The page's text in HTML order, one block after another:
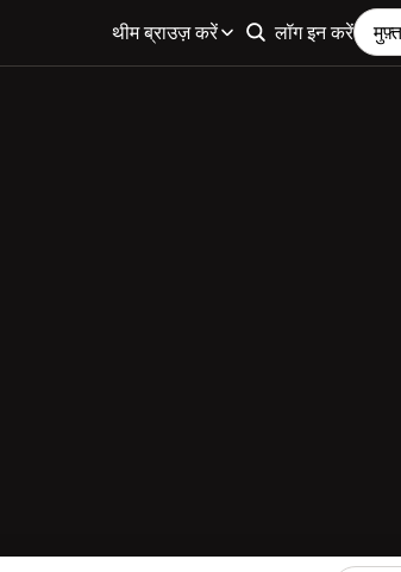
थीम ब्राउज़ करें लॉग इन करें